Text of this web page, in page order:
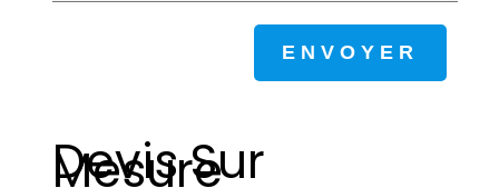
Devis Sur
Mesure